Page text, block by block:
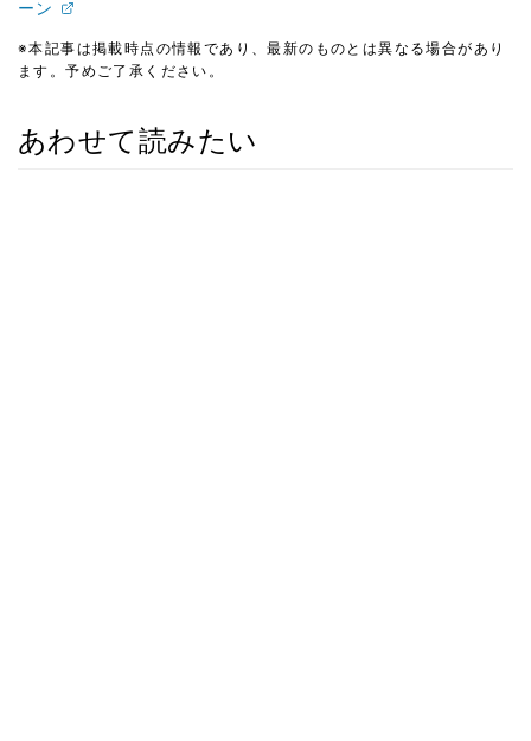
ーン
※本記事は掲載時点の情報であり、最新のものとは異なる場合があり
ます。予めご了承ください。
あわせて読みたい